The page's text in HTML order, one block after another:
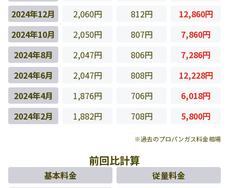
2024年12月
2,060円 812円
12,860円
2024年10月
2,050円 807円
7,860円
2024年8月
2,047円 806円
7,286円
2024年6月
2,047円 808円
12,228円
2024年4月
1,876円 706円
6,018円
2024年2月
1,882円 708円 5,800円
※過去のプロパンガス料金相場
前回比計算
基本料金
従量料金